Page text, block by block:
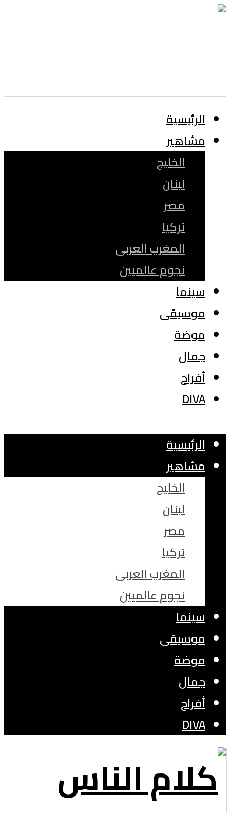
الرئيسية
مشاهير
الخليج
لبنان
مصر
تركيا
المغرب العربى
نجوم عالميين
سينما
موسيقى
موضة
جمال
أفراح
DIVA
الرئيسية
مشاهير
الخليج
لبنان
مصر
تركيا
المغرب العربى
نجوم عالميين
سينما
موسيقى
موضة
جمال
أفراح
DIVA